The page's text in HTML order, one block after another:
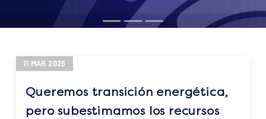
Queremos transición energética,
pero subestimamos los recursos
11 MAR 2025